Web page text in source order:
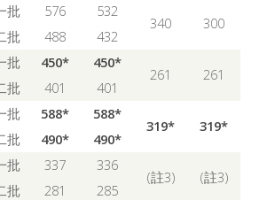
批 576 532
340 300
批 488 432
批 450* 450*
261 261
批 401 401
批 588* 588*
319* 319*
批 490* 490*
批 337 336
(註3) (註3)
批 281 285